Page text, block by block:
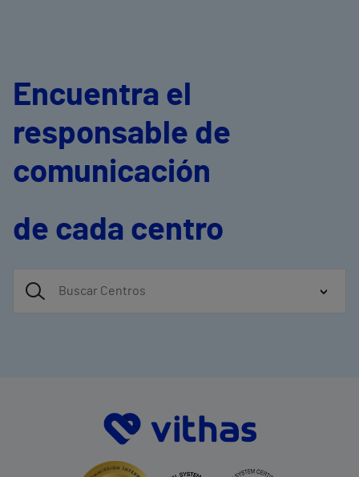
Encuentra el
responsable de
comunicación
de cada centro